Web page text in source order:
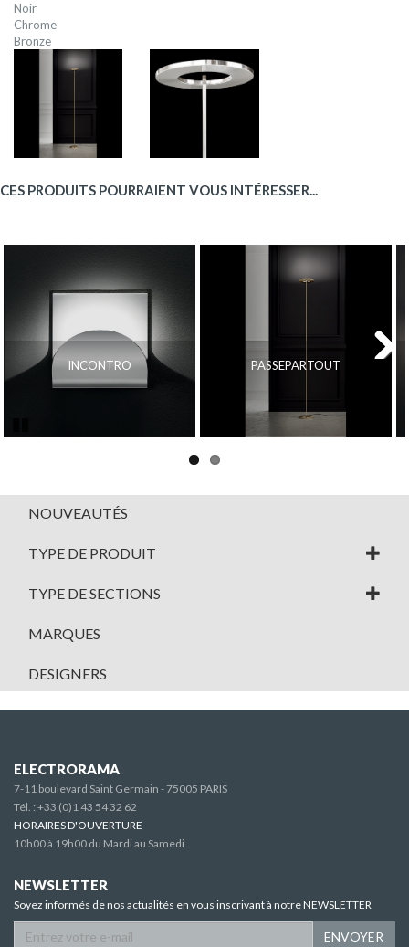
Noir
Chrome
Bronze
CES PRODUITS POURRAIENT VOUS INTÉRESSER...
INCONTRO PASSEPARTOUT
NOUVEAUTÉS
TYPE DE PRODUIT
TYPE DE SECTIONS
MARQUES
DESIGNERS
ELECTRORAMA
7-11 boulevard Saint Germain - 75005 PARIS
Tél. : +33 (0)1 43 54 32 62
HORAIRES D'OUVERTURE
10h00 à 19h00 du Mardi au Samedi
NEWSLETTER
Soyez informés de nos actualités en vous inscrivant à notre NEWSLETTER
ENVOYER